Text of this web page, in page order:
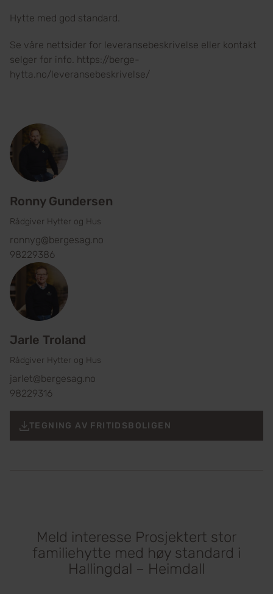
Hytte med god standard.
Se våre nettsider for leveransebeskrivelse eller kontakt
selger for info. https://berge-
hytta.no/leveransebeskrivelse/
Ronny Gundersen
Rådgiver Hytter og Hus
ronnyg@bergesag.no
98229386
Jarle Troland
Rådgiver Hytter og Hus
jarlet@bergesag.no
98229316
TEGNING AV FRITIDSBOLIGEN
Meld interesse Prosjektert stor
familiehytte med høy standard i
Hallingdal – Heimdall